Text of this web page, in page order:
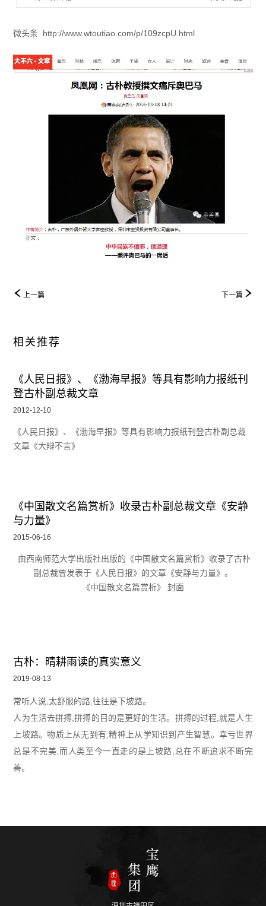
微头条 http://www.wtoutiao.com/p/109zcpU.html
上一篇 下一篇
相关推荐
《人民日报》、《渤海早报》等具有影响力报纸刊
登古朴副总裁文章
2012-12-10
《人民日报》、《渤海早报》等具有影响力报纸刊登古朴副总裁
文章《大辩不言》
《中国散文名篇赏析》收录古朴副总裁文章《安静
与力量》
2015-06-16
由西南师范大学出版社出版的《中国散文名篇赏析》收录了古朴
副总裁曾发表于《人民日报》的文章《安静与力量》。
《中国散文名篇赏析》 封面
古朴：晴耕雨读的真实意义
2019-08-13
常听人说,太舒服的路,往往是下坡路。
人为生活去拼搏,拼搏的目的是更好的生活。拼搏的过程,就是人生
上坡路。物质上从无到有,精神上从学知识到产生智慧。幸亏世界
总是不完美,而人类至今一直走的是上坡路,总在不断追求不断完
善。